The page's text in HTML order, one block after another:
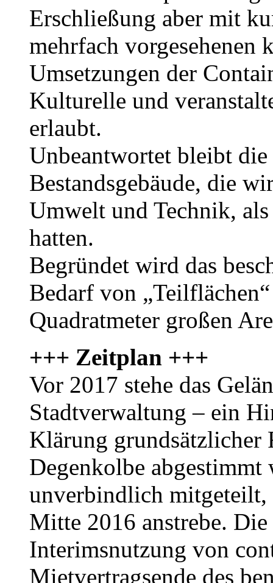
Erschließung aber mit
mehrfach
Umsetzungen der
Kulturelle und
erlaubt.
Unbeantwortet bleibt die
Bestandsgebäude, die
Umwelt und Technik,
hatten.
Begründet wird das
Bedarf von
Quadratmeter großen
+++ Zeitplan +++
Vor 2017 stehe das
Stadtverwaltung – ein
Klärung grundsätzlicher
Degenkolbe abgestimmt
unverbindlich mitgeteilt,
Mitte 2016 anstrebe.
Interimsnutzung von
Mietvertragsende des